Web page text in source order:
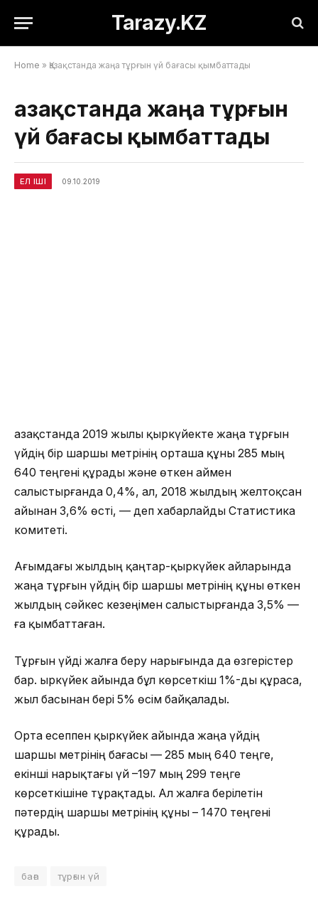
Tarazy.KZ
Home » Қазақстанда жаңа тұрғын үй бағасы қымбаттады
Қазақстанда жаңа тұрғын
үй бағасы қымбаттады
ЕЛ ІШІ 09.10.2019
Қазақстанда 2019 жылы қыркүйекте жаңа тұрғын
үйдің бір шаршы метрінің орташа құны 285 мың
640 теңгені құрады және өткен аймен
салыстырғанда 0,4%, ал, 2018 жылдың желтоқсан
айынан 3,6% өсті, — деп хабарлайды Статистика
комитеті.
Ағымдағы жылдың қаңтар-қыркүйек айларында
жаңа тұрғын үйдің бір шаршы метрінің құны өткен
жылдың сәйкес кезеңімен салыстырғанда 3,5% —
ға қымбаттаған.
Тұрғын үйді жалға беру нарығында да өзгерістер
бар. Қыркүйек айында бұл көрсеткіш 1%-ды құраса,
жыл басынан бері 5% өсім байқалады.
Орта есеппен қыркүйек айында жаңа үйдің
шаршы метрінің бағасы — 285 мың 640 теңге,
екінші нарықтағы үй –197 мың 299 теңге
көрсеткішіне тұрақтады. Ал жалға берілетін
пәтердің шаршы метрінің құны – 1470 теңгені
құрады.
баға тұрғын үй